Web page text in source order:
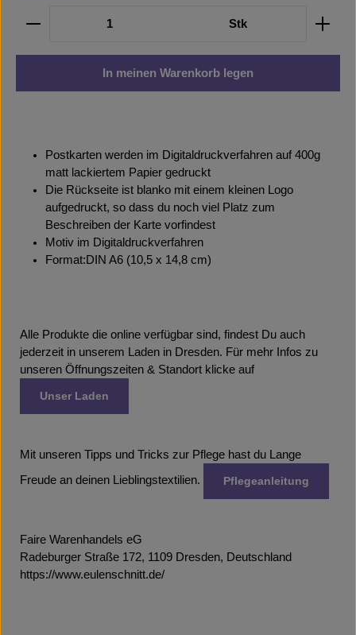
Produkt Anzahl: Gib den gewünschten Wert ein
Stk
In meinen Warenkorb legen
Postkarten werden im Digitaldruckverfahren auf 400g
matt lackiertem Papier gedruckt
Die Rückseite ist blanko mit einem kleinen Logo
aufgedruckt, so dass du noch viel Platz zum
Beschreiben der Karte vorfindest
Motiv im Digitaldruckverfahren
Format:DIN A6 (10,5 x 14,8 cm)
Alle Produkte die online verfügbar sind, findest Du auch
jederzeit in unserem Laden in Dresden. Für mehr Infos zu
unseren Öffnungszeiten & Standort klicke auf
Unser Laden
Mit unseren Tipps und Tricks zur Pflege hast du Lange
Freude an deinen Lieblingstextilien. Pflegeanleitung
Faire Warenhandels eG
Radeburger Straße 172, 1109 Dresden, Deutschland
https://www.eulenschnitt.de/